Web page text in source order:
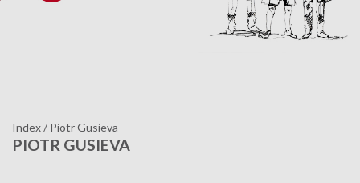
Index/ Piotr Gusieva
PIOTR GUSIEVA